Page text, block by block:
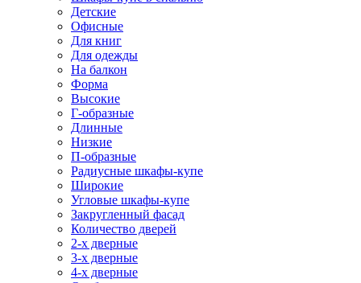
Детские
Офисные
Для книг
Для одежды
На балкон
Форма
Высокие
Г-образные
Длинные
Низкие
П-образные
Радиусные шкафы-купе
Широкие
Угловые шкафы-купе
Закругленный фасад
Количество дверей
2-х дверные
3-х дверные
4-х дверные